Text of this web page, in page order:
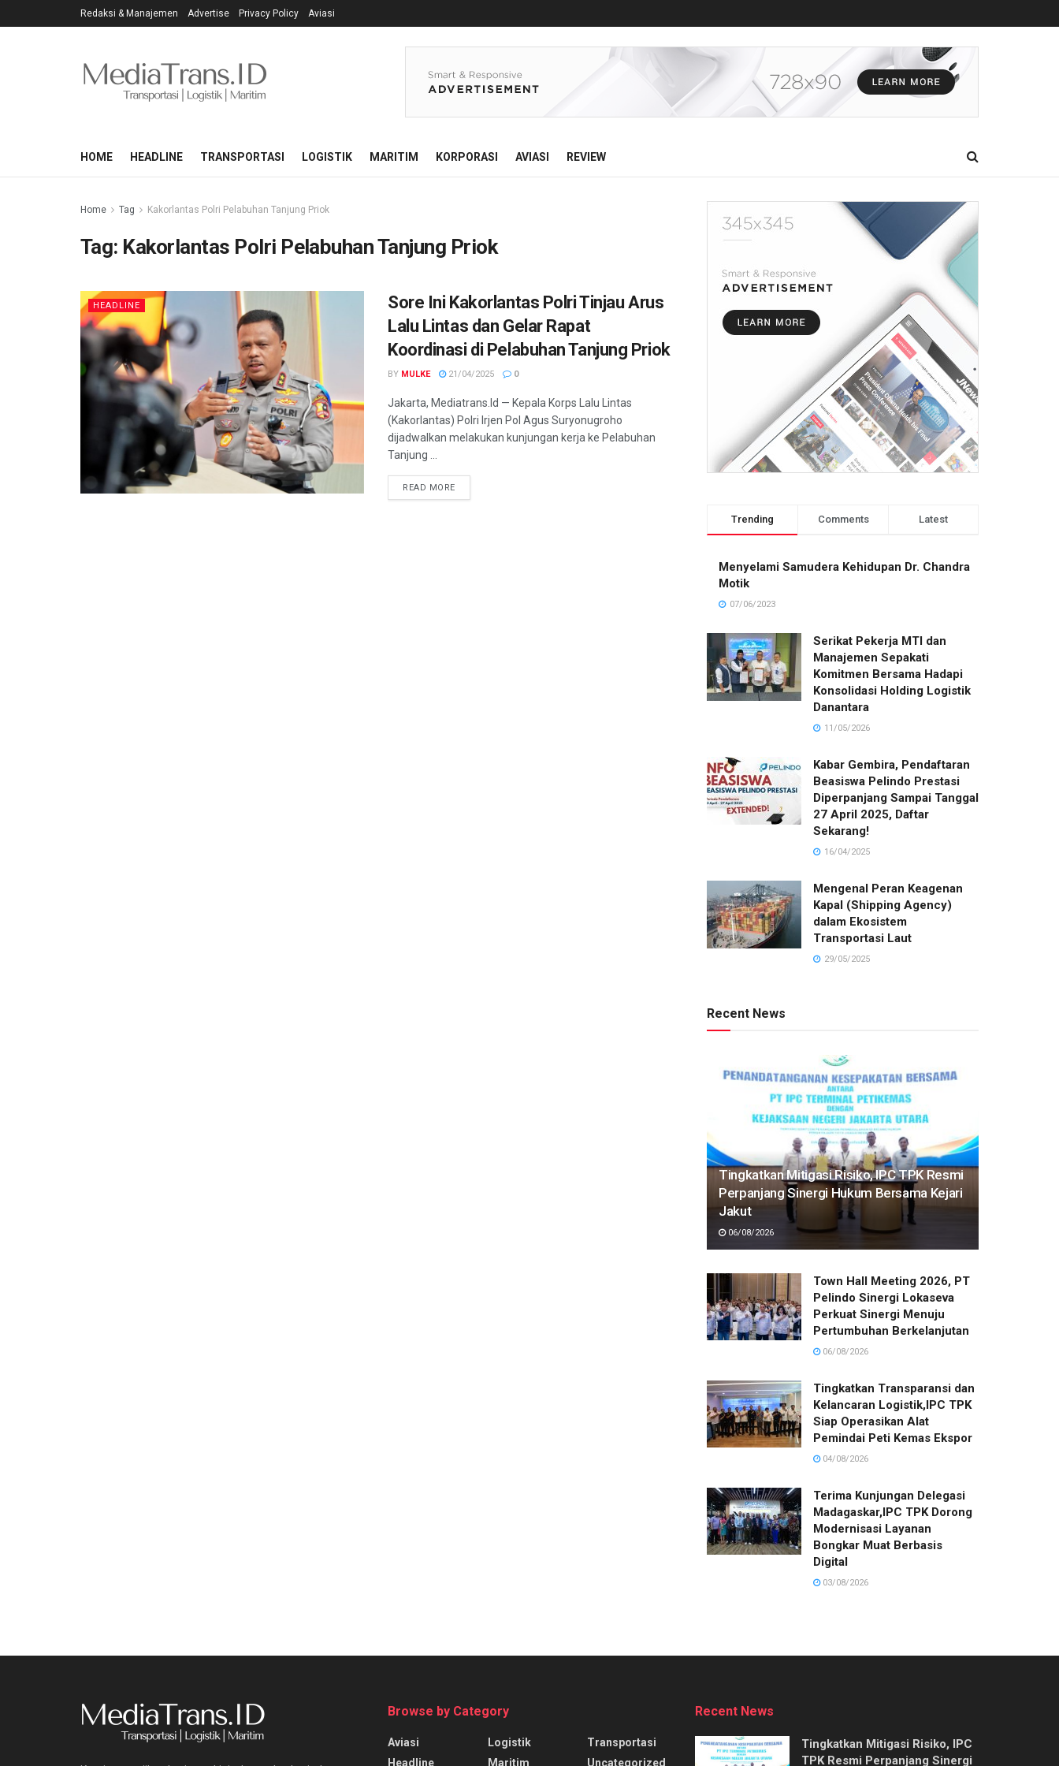
Redaksi & Manajemen Advertise Privacy Policy Aviasi
HOME HEADLINE TRANSPORTASI LOGISTIK MARITIM KORPORASI AVIASI REVIEW
Home Tag Kakorlantas Polri Pelabuhan Tanjung Priok
Tag: Kakorlantas Polri Pelabuhan Tanjung Priok
HEADLINE
Sore Ini Kakorlantas Polri Tinjau Arus
Lalu Lintas dan Gelar Rapat
Koordinasi di Pelabuhan Tanjung Priok
BY MULKE 21/04/2025 0
Jakarta, Mediatrans.Id — Kepala Korps Lalu Lintas
(Kakorlantas) Polri Irjen Pol Agus Suryonugroho
dijadwalkan melakukan kunjungan kerja ke Pelabuhan
Tanjung ...
READ MORE
Trending Comments Latest
Menyelami Samudera Kehidupan Dr. Chandra
Motik
07/06/2023
Serikat Pekerja MTI dan
Manajemen Sepakati
Komitmen Bersama Hadapi
Konsolidasi Holding Logistik
Danantara
11/05/2026
Kabar Gembira, Pendaftaran
Beasiswa Pelindo Prestasi
Diperpanjang Sampai Tanggal
27 April 2025, Daftar
Sekarang!
16/04/2025
Mengenal Peran Keagenan
Kapal (Shipping Agency)
dalam Ekosistem
Transportasi Laut
29/05/2025
Recent News
Tingkatkan Mitigasi Risiko, IPC TPK Resmi
Perpanjang Sinergi Hukum Bersama Kejari
Jakut
06/08/2026
Town Hall Meeting 2026, PT
Pelindo Sinergi Lokaseva
Perkuat Sinergi Menuju
Pertumbuhan Berkelanjutan
06/08/2026
Tingkatkan Transparansi dan
Kelancaran Logistik,IPC TPK
Siap Operasikan Alat
Pemindai Peti Kemas Ekspor
04/08/2026
Terima Kunjungan Delegasi
Madagaskar,IPC TPK Dorong
Modernisasi Layanan
Bongkar Muat Berbasis
Digital
03/08/2026
Browse by Category
Aviasi
Headline
Logistik
Maritim
Transportasi
Uncategorized
Recent News
Tingkatkan Mitigasi Risiko, IPC
TPK Resmi Perpanjang Sinergi